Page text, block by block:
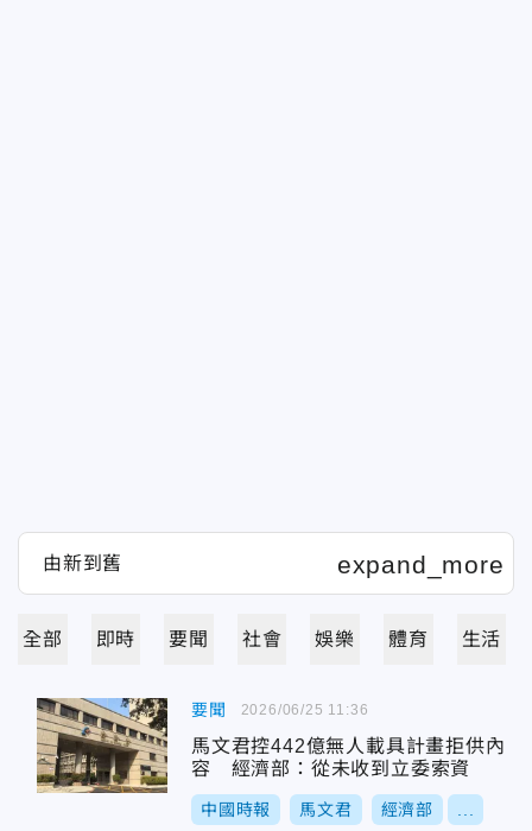
全部 即時 要聞 社會 娛樂 體育 生活
要聞
馬文君控442億無人載具計畫拒供內
容 經濟部：從未收到立委索資
中國時報 馬文君 經濟部
2026/06/25 11:36